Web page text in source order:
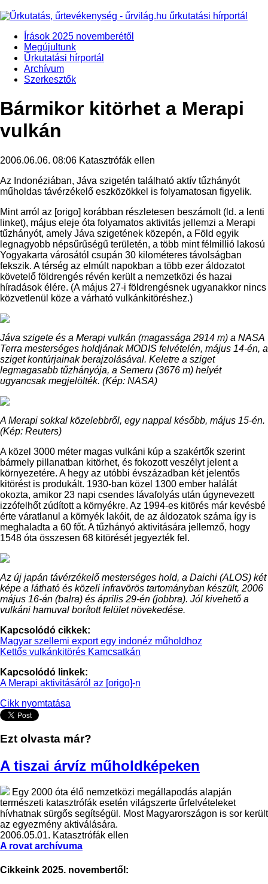
Írások 2025 novemberétől
Megújultunk
Űrkutatási hírportál
Archívum
Szerkesztők
Bármikor kitörhet a Merapi
vulkán
2006.06.06. 08:06 Katasztrófák ellen
Az Indonéziában, Jáva szigetén található aktív tűzhányót
műholdas távérzékelő eszközökkel is folyamatosan figyelik.
Mint arról az [origo] korábban részletesen beszámolt (ld. a lenti
linket), május eleje óta folyamatos aktivitás jellemzi a Merapi
tűzhányót, amely Jáva szigetének közepén, a Föld egyik
legnagyobb népsűrűségű területén, a több mint félmillió lakosú
Yogyakarta városától csupán 30 kilométeres távolságban
fekszik. A térség az elmúlt napokban a több ezer áldozatot
követelő földrengés révén került a nemzetközi és hazai
híradások élére. (A május 27-i földrengésnek ugyanakkor nincs
közvetlenül köze a várható vulkánkitöréshez.)
Jáva szigete és a Merapi vulkán (magassága 2914 m) a NASA
Terra mesterséges holdjának MODIS felvételén, május 14-én, a
sziget kontúrjainak berajzolásával. Keletre a sziget
legmagasabb tűzhányója, a Semeru (3676 m) helyét
ugyancsak megjelölték. (Kép: NASA)
A Merapi sokkal közelebbről, egy nappal később, május 15-én.
(Kép: Reuters)
A közel 3000 méter magas vulkáni kúp a szakértők szerint
bármely pillanatban kitörhet, és fokozott veszélyt jelent a
környezetére. A hegy az utóbbi évszázadban két jelentős
kitörést is produkált. 1930-ban közel 1300 ember halálát
okozta, amikor 23 napi csendes lávafolyás után úgynevezett
izzófelhőt zúdított a környékre. Az 1994-es kitörés már kevésbé
érte váratlanul a környék lakóit, de az áldozatok száma így is
meghaladta a 60 főt. A tűzhányó aktivitására jellemző, hogy
1548 óta összesen 68 kitörését jegyezték fel.
Az új japán távérzékelő mesterséges hold, a Daichi (ALOS) két
képe a látható és közeli infravörös tartományban készült, 2006
május 16-án (balra) és április 29-én (jobbra). Jól kivehető a
vulkáni hamuval borított felület növekedése.
Kapcsolódó cikkek:
Magyar szellemi export egy indonéz műholdhoz
Kettős vulkánkitörés Kamcsatkán
Kapcsolódó linkek:
A Merapi aktivitásáról az [origo]-n
Cikk nyomtatása
Ezt olvasta már?
A tiszai árvíz műholdképeken
Egy 2000 óta élő nemzetközi megállapodás alapján
természeti katasztrófák esetén világszerte űrfelvételeket
hívhatnak sürgős segítségül. Most Magyarországon is sor került
az egyezmény aktiválására.
2006.05.01. Katasztrófák ellen
A rovat archívuma
Cikkeink 2025. novembertől: